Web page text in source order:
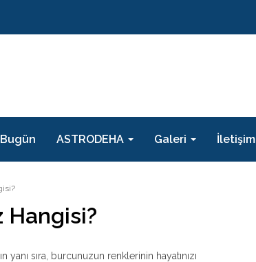
ASTRODEHA Galeri İletişim
Hangisi?
sıra, burcunuzun renklerinin hayatınızı